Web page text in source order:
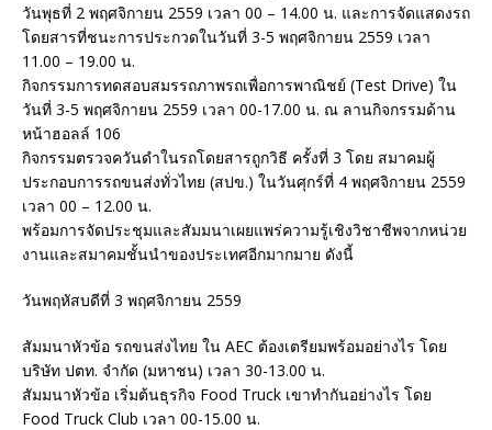
วันพุธที่ 2 พฤศจิกายน 2559 เวลา 00 – 14.00 น. และการจัดแสดงรถ
โดยสารที่ชนะการประกวดในวันที่ 3-5 พฤศจิกายน 2559 เวลา
11.00 – 19.00 น.
กิจกรรมการทดสอบสมรรถภาพรถเพื่อการพาณิชย์ (Test Drive) ใน
วันที่ 3-5 พฤศจิกายน 2559 เวลา 00-17.00 น. ณ ลานกิจกรรมด้าน
หน้าฮอลล์ 106
กิจกรรมตรวจควันดำในรถโดยสารถูกวิธี ครั้งที่ 3 โดย สมาคมผู้
ประกอบการรถขนส่งทั่วไทย (สปข.) ในวันศุกร์ที่ 4 พฤศจิกายน 2559
เวลา 00 – 12.00 น.
พร้อมการจัดประชุมและสัมมนาเผยแพร่ความรู้เชิงวิชาชีพจากหน่วย
งานและสมาคมชั้นนำของประเทศอีกมากมาย ดังนี้
วันพฤหัสบดีที่ 3 พฤศจิกายน 2559
สัมมนาหัวข้อ รถขนส่งไทย ใน AEC ต้องเตรียมพร้อมอย่างไร โดย
บริษัท ปตท. จำกัด (มหาชน) เวลา 30-13.00 น.
สัมมนาหัวข้อ เริ่มต้นธุรกิจ Food Truck เขาทำกันอย่างไร โดย
Food Truck Club เวลา 00-15.00 น.